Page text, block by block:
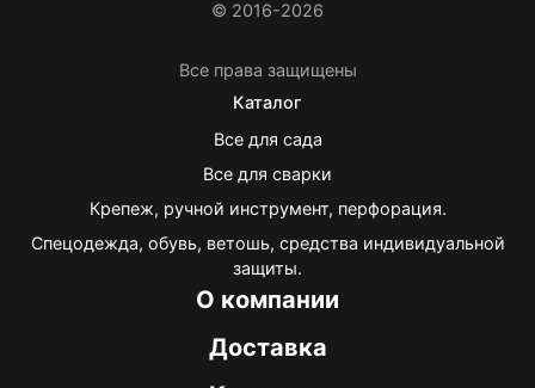
© 2016-2026
Все права защищены
Каталог
Все для сада
Все для сварки
Крепеж, ручной инструмент, перфорация.
Спецодежда, обувь, ветошь, средства индивидуальной
защиты.
О компании
Доставка